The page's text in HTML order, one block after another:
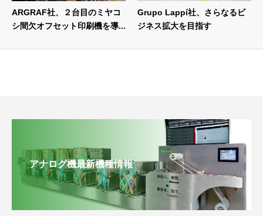
ARGRAF社、２台目のミヤコ
シ間欠オフセット印刷機を導...
Grupo Lappí社、さらなるビ
ジネス拡大を目指す
アナログ機最新機種情報